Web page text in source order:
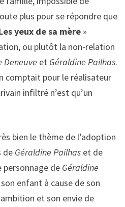
plus pour se répondre que
yeux de sa mère»
ou plutôt la non-relation
Deneuve et Géraldine Pailhas.
comptait pour le réalisateur
infiltré n’est qu’un
bien le thème de l’adoption
de Géraldine Pailhas et de
personnage de Géraldine
enfant à cause de son
et son envie de